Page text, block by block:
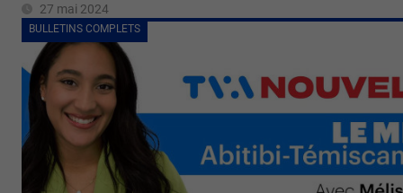
27 mai 2024
BULLETINS COMPLETS